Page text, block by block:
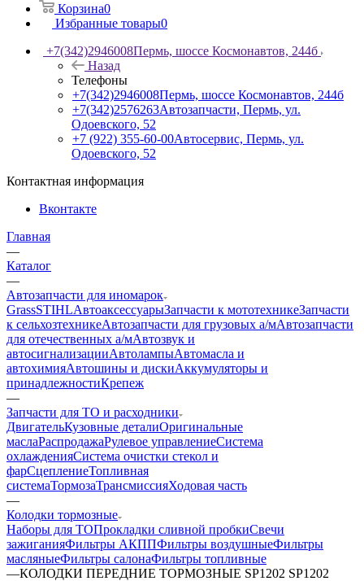
Корзина0
Избранные товары0
+7(342)2946008Пермь, шоссе Космонавтов, 244б
Назад
Телефоны
+7(342)2946008Пермь, шоссе Космонавтов, 244б
+7(342)2576263Автозапчасти, Пермь, ул.
Одоевского, 52
+7 (922) 355-60-00Автосервис, Пермь, ул.
Одоевского, 52
Контактная информация
Вконтакте
Главная
—
Каталог
—
Автозапчасти для иномарок
GrassSTIHLАвтоаксессуарыЗапчасти к мототехникеЗапчасти
к сельхозтехникеАвтозапчасти для грузовых а/мАвтозапчасти
для отечественных а/мАвтозвук и
автосигнализацииАвтолампыАвтомасла и
автохимияАвтошины и дискиАккумуляторы и
принадлежностиКрепеж
—
Запчасти для ТО и расходники
ДвигательКузовные деталиОригинальные
маслаРаспродажаРулевое управлениеСистема
охлажденияСистема очистки стекол и
фарСцеплениеТопливная
системаТормозаТрансмиссияХодовая часть
—
Колодки тормозные
Наборы для ТОПрокладки сливной пробкиСвечи
зажиганияФильтры АКППФильтры воздушныеФильтры
масляныеФильтры салонаФильтры топливные
—КОЛОДКИ ПЕРЕДНИЕ ТОРМОЗНЫЕ SP1202 SP1202